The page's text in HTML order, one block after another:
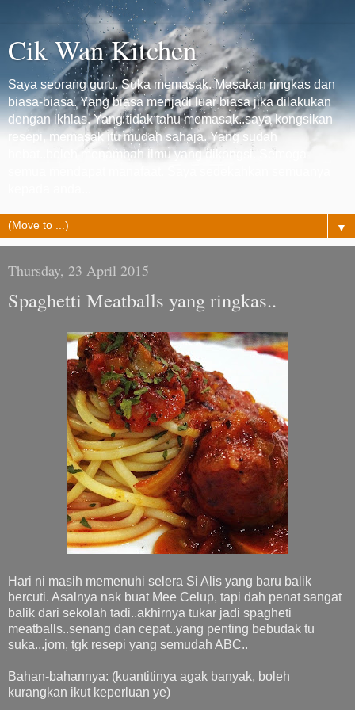
Cik Wan Kitchen
Saya seorang guru. Suka memasak. Masakan ringkas dan
biasa-biasa. Yang biasa menjadi luar biasa jika dilakukan
dengan ikhlas. Yang tidak tahu memasak..saya kongsikan
resepi, memasak itu mudah sahaja. Yang sudah
hebat..boleh menambah ilmu yang dikongsi. Semoga
▼
Thursday, 23 April 2015
Spaghetti Meatballs yang ringkas..
Hari ni masih memenuhi selera Si Alis yang baru balik
bercuti. Asalnya nak buat Mee Celup, tapi dah penat sangat
balik dari sekolah tadi..akhirnya tukar jadi spagheti
meatballs..senang dan cepat..yang penting bebudak tu
suka...jom, tgk resepi yang semudah ABC..
Bahan-bahannya: (kuantitinya agak banyak, boleh
kurangkan ikut keperluan ye)